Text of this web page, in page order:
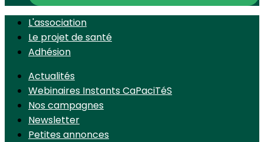
L'association
Le projet de santé
Adhésion
Actualités
Webinaires Instants CaPaciTéS
Nos campagnes
Newsletter
Petites annonces